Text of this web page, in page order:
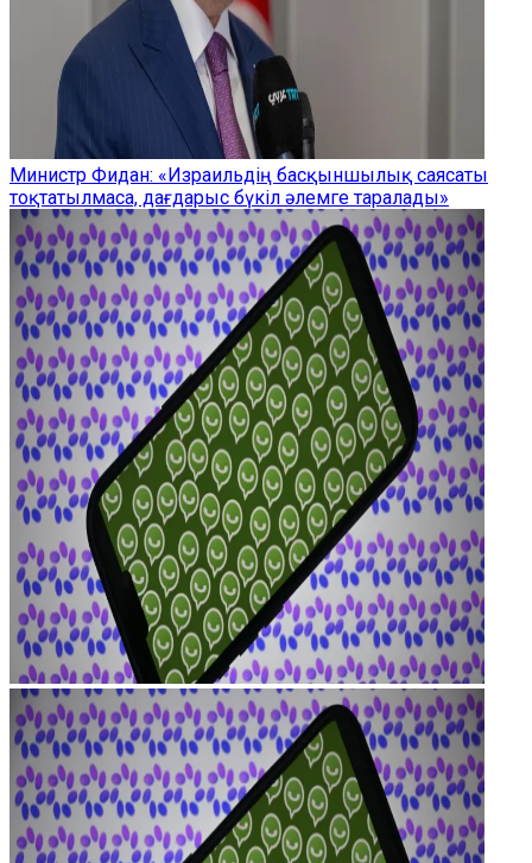
Министр Фидан: «Израильдің басқыншылық саясаты
тоқтатылмаса, дағдарыс бүкіл әлемге таралады»